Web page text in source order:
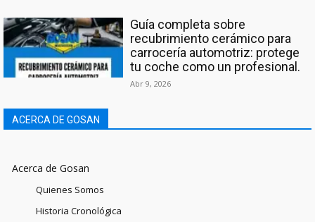
Guía completa sobre
recubrimiento cerámico para
carrocería automotriz: protege
tu coche como un profesional.
Abr 9, 2026
ACERCA DE GOSAN
Acerca de Gosan
Quienes Somos
Historia Cronológica